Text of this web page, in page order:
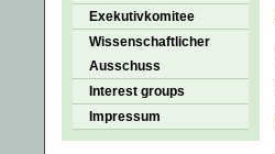
Exekutivkomitee
Wissenschaftlicher
Ausschuss
Interest groups
Impressum